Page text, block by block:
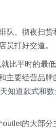
队、彻夜扫
员打好交道。
比平时的最
主要经营品
知道款式和
的大部